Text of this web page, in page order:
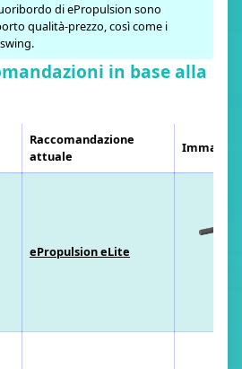
di ePropulsion sono
qualità-prezzo, così come i
in base alla
Raccomandazione
attuale
Immagine
ePropulsion eLite